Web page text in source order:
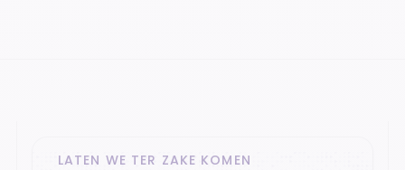
LATEN WE TER ZAKE KOMEN